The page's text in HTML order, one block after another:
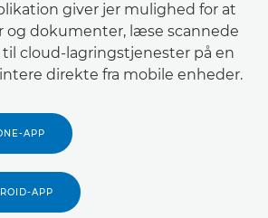
giver jer mulighed for at
og dokumenter, læse scannede
cloud-lagringstjenester på en
direkte fra mobile enheder.
APP
APP